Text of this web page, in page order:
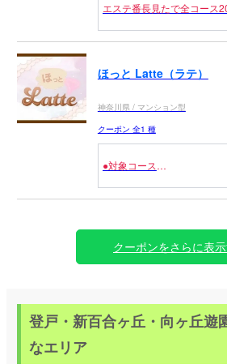
エステ番長見たで全コース
ほっと Latte（ラテ）
神奈川県 / マンション型
クーポン 全1 種
●対象コース
クーポンをさらに表
登戸・新百合ヶ丘・向ヶ丘遊
なエリア